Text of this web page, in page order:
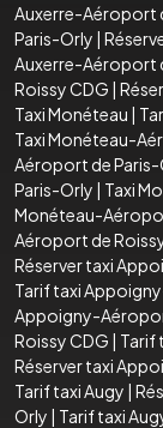
Auxerre-Aéroport
Paris-Orly |
Auxerre-Aéroport
Roissy CDG |
Taxi Monéteau |
Taxi Monéteau-
Aéroport de
Paris-Orly | Taxi
Monéteau-
Aéroport de
Réserver taxi
Tarif taxi
Appoigny-
Roissy CDG | Tarif
Réserver taxi
Tarif taxi Augy |
Orly | Tarif taxi